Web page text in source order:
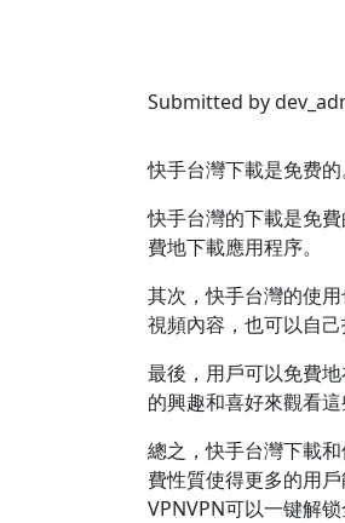
Submitted by
快手台灣下載是免费
快手台灣的下載是免
費地下載應用程序。
其次，快手台灣的使
視頻內容，也可以自
最後，用戶可以免費
的興趣和喜好來觀看
總之，快手台灣下載
費性質使得更多的用
VPNVPN可以一键解